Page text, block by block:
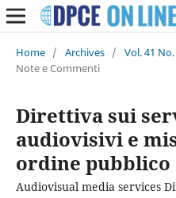
Home / Archives / Vol. 41
Note e Commenti
Direttiva sui
audiovisivi e
ordine pubblico
Audiovisual media services